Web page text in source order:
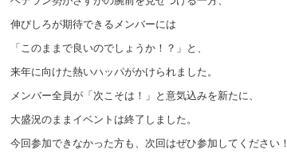
伸びしろが期待できるメンバーには
「このままで良いのでしょうか！？」と、
来年に向けた熱いハッパがかけられました。
メンバー全員が「次こそは！」と意気込みを新たに、
大盛況のままイベントは終了しました。
今回参加できなかった方も、次回はぜひ参加してください！